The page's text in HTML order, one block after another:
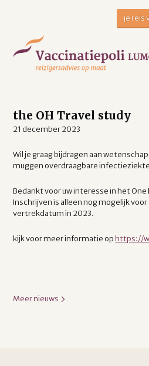
je reis
the OH Travel study
21 december 2023
Wil je graag bijdragen aan
muggen overdraagbare
Bedankt voor uw interesse in het
Inschrijven is alleen nog mogelijk
vertrekdatum in 2023.
kijk voor meer informatie ophttps://
Meer nieuws